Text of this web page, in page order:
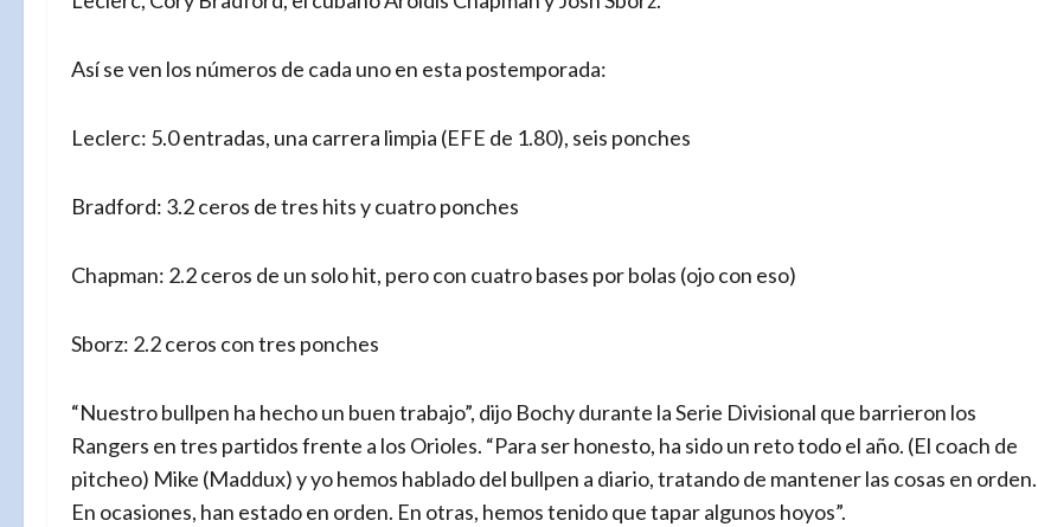
Así se ven los números de cada uno en esta postemporada:
Leclerc: 5.0 entradas, una carrera limpia (EFE de 1.80), seis ponches
Bradford: 3.2 ceros de tres hits y cuatro ponches
Chapman: 2.2 ceros de un solo hit, pero con cuatro bases por bolas (ojo con eso)
Sborz: 2.2 ceros con tres ponches
“Nuestro bullpen ha hecho un buen trabajo”, dijo Bochy durante la Serie Divisional que barrieron los
Rangers en tres partidos frente a los Orioles. “Para ser honesto, ha sido un reto todo el año. (El coach de
pitcheo) Mike (Maddux) y yo hemos hablado del bullpen a diario, tratando de mantener las cosas en orden.
En ocasiones, han estado en orden. En otras, hemos tenido que tapar algunos hoyos”.